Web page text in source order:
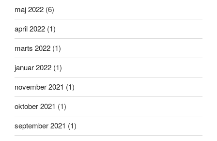
maj 2022 (6)
april 2022 (1)
marts 2022 (1)
januar 2022 (1)
november 2021 (1)
oktober 2021 (1)
september 2021 (1)